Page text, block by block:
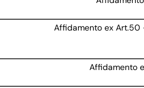
Affidamento ex Art.50
Affidamento